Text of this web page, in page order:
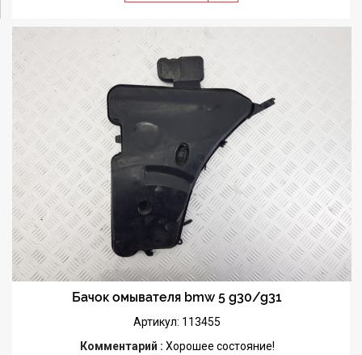
Бачок омывателя bmw 5 g30/g31
Артикул: 113455
Комментарий : Хорошее состояние!